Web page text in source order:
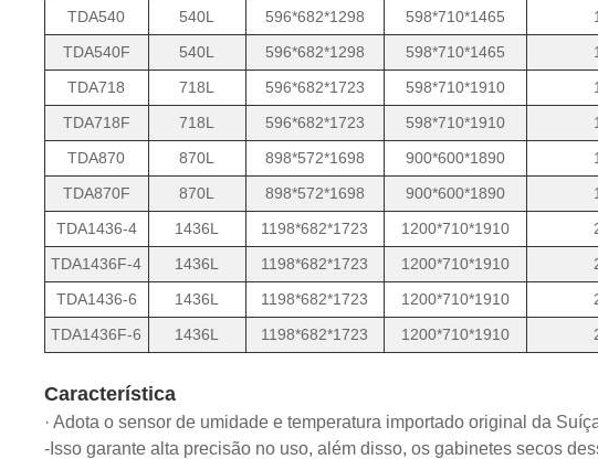
TDA540
540L 596*682*1298 598*710*1465
TDA540F
540L 596*682*1298 598*710*1465
TDA718
718L 596*682*1723 598*710*1910
TDA718F
718L 596*682*1723 598*710*1910
TDA870
870L 898*572*1698 900*600*1890
TDA870F
870L 898*572*1698 900*600*1890
TDA1436-4
1436L 1198*682*1723 1200*710*1910
TDA1436F-4
1436L 1198*682*1723 1200*710*1910
TDA1436-6
1436L 1198*682*1723 1200*710*1910
TDA1436F-6
1436L 1198*682*1723 1200*710*1910
Característica
· Adota o sensor de umidade e temperatura importado original da
-Isso garante alta precisão no uso, além disso, os gabinetes secos